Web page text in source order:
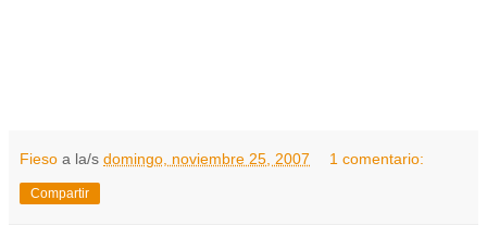
Fieso a la/s domingo, noviembre 25, 2007 1 comentario:
Compartir